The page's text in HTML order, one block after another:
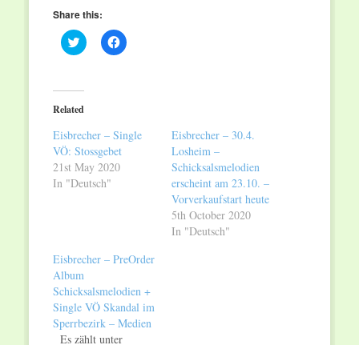
Share this:
Click
to
(Opens
in
new
Click
to
Related
Eisbrecher – Single
VÖ: Stossgebet
21st May 2020
In "Deutsch"
Eisbrecher – 30.4.
Losheim –
Schicksalsmelodien
erscheint am 23.10. –
Vorverkaufstart heute
5th October 2020
In "Deutsch"
Eisbrecher – PreOrder
Album
Schicksalsmelodien +
Single VÖ Skandal im
Sperrbezirk – Medien
Es zählt unter